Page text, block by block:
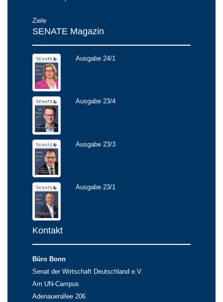
Ziele
SENATE Magazin
Ausgabe 24/1
Ausgabe 23/4
Ausgabe 23/3
Ausgabe 23/1
Kontakt
Büro Bonn
Senat der Wirtschaft Deutschland e.V.
Am UN-Campus
Adenauerallee 206